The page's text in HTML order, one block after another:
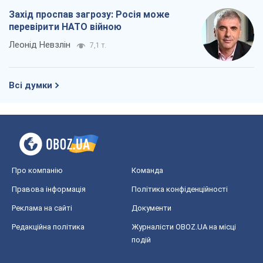
Захід проспав загрозу: Росія може
перевірити НАТО війною
Леонід Невзлін 7,1 т.
Всі думки
Про компанію Команда
Правова інформація Політика конфіденційності
Реклама на сайті Документи
Редакційна політика
Журналісти OBOZ.UA на місці
подій